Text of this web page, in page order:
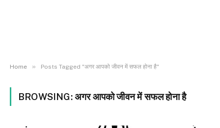
Home » Posts Tagged "अगर आपको जीवन में सफल होना है"
BROWSING:अगर आपको जीवन में सफल होना है